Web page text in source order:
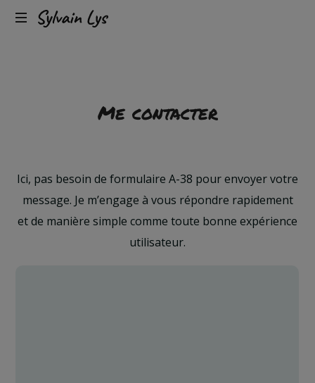
Sylvain
Expérience
client
Me contacter
Ici, pas besoin de formulaire A-38 pour envoyer votre
message. Je m’engage à vous répondre rapidement
et de manière simple comme toute bonne expérience
utilisateur.